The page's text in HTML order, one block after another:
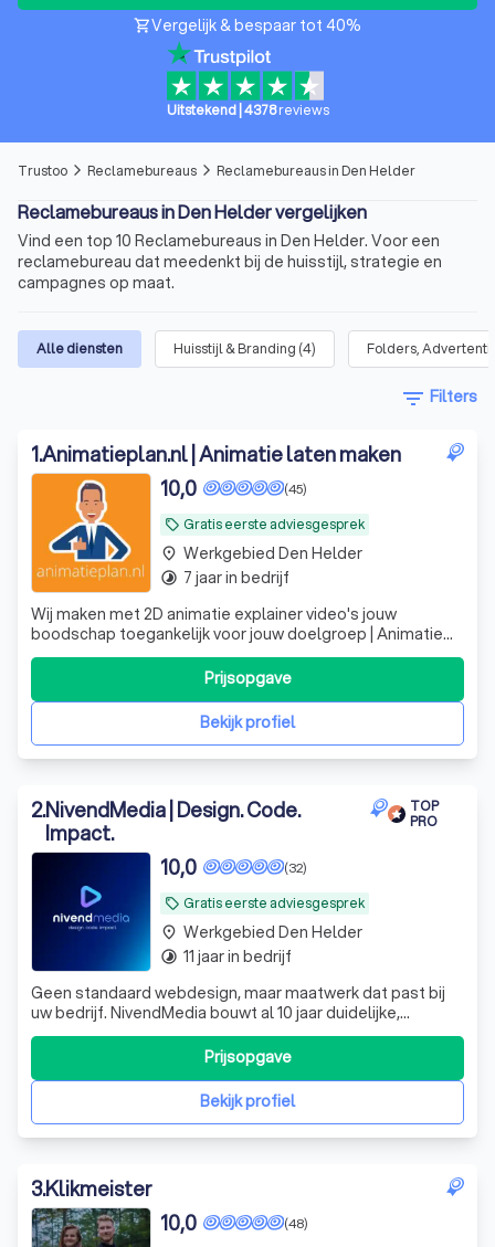
shopping_cartVergelijk & bespaar tot 40%
Uitstekend| 4378 reviews
Trustoo arrow_forward_ios Reclamebureaus arrow_forward_ios Reclamebureaus in Den Helder
Reclamebureaus in Den Helder vergelijken
Vind een top 10 Reclamebureaus in Den Helder. Voor een
reclamebureau dat meedenkt bij de huisstijl, strategie en
campagnes op maat.
Alle diensten Huisstijl & Branding (4) Folders,
filter_list Filters
1.Animatieplan.nl | Animatie laten maken
local_offer Gratis eerste adviesgesprek
(45)
10,0
Wij maken met 2D animatie explainer video's jouw
boodschap toegankelijk voor jouw doelgroep | Animatie
laten maken? | Animatieplan.nl
Bekijk profiel
Prijsopgave
place Werkgebied Den Helder
timelapse 7 jaar in bedrijf
2.NivendMedia | Design. Code.
Impact.
TOP
PRO
local_offer Gratis eerste adviesgesprek
(32)
10,0
Geen standaard webdesign, maar maatwerk dat past bij
uw bedrijf. NivendMedia bouwt al 10 jaar duidelijke,
betrouwbare WordPress-websites die doen wat ze
moeten doen: Werken. Gratis advies gesprek!
Bekijk profiel
Prijsopgave
place Werkgebied Den Helder
timelapse 11 jaar in bedrijf
3.Klikmeister
(48)
10,0